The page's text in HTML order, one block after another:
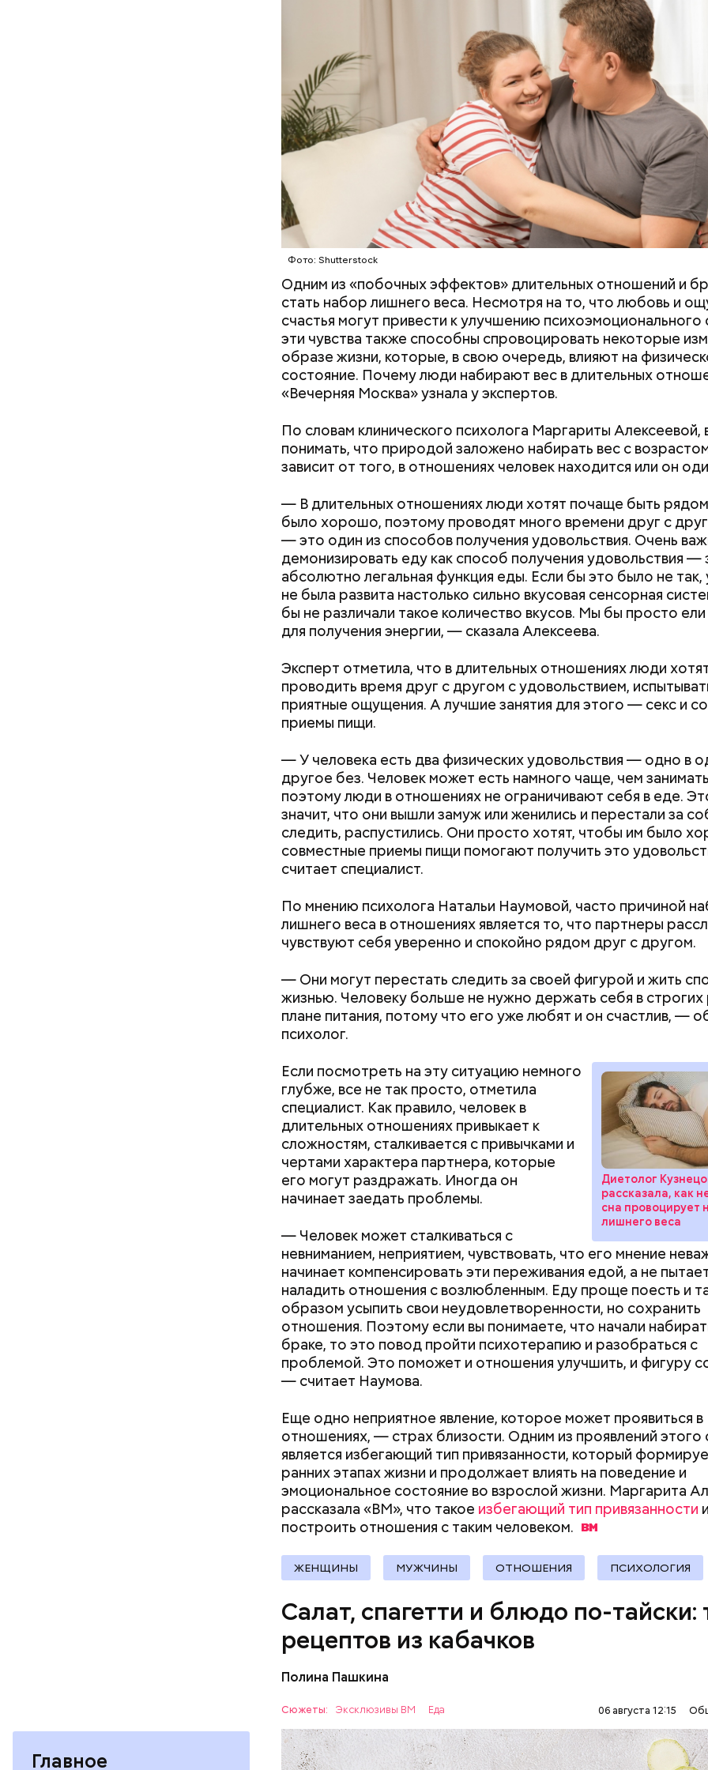
Главное
Фото: Shutterstock
Одним из «побочных эффектов» длительных отношений и
стать набор лишнего веса. Несмотря на то, что любовь и
счастья могут привести к улучшению психоэмоционального
эти чувства также способны спровоцировать некоторые
образе жизни, которые, в свою очередь, влияют на
состояние. Почему люди набирают вес в длительных
«Вечерняя Москва» узнала у экспертов.
По словам клинического психолога Маргариты Алексеевой,
понимать, что природой заложено набирать вес с
зависит от того, в отношениях человек находится или он
— В длительных отношениях люди хотят почаще быть
было хорошо, поэтому проводят много времени друг с
— это один из способов получения удовольствия. Очень
демонизировать еду как способ получения удовольствия —
абсолютно легальная функция еды. Если бы это было не так,
не была развита настолько сильно вкусовая сенсорная
бы не различали такое количество вкусов. Мы бы просто
для получения энергии, — сказала Алексеева.
Эксперт отметила, что в длительных отношениях люди
проводить время друг с другом с удовольствием,
приятные ощущения. А лучшие занятия для этого — секс и
приемы пищи.
— У человека есть два физических удовольствия — одно в
другое без. Человек может есть намного чаще, чем
поэтому люди в отношениях не ограничивают себя в еде.
значит, что они вышли замуж или женились и перестали за
следить, распустились. Они просто хотят, чтобы им было
совместные приемы пищи помогают получить это
считает специалист.
По мнению психолога Натальи Наумовой, часто причиной
лишнего веса в отношениях является то, что партнеры
чувствуют себя уверенно и спокойно рядом друг с другом.
— Они могут перестать следить за своей фигурой и жить
жизнью. Человеку больше не нужно держать себя в строгих
плане питания, потому что его уже любят и он счастлив, —
психолог.
Диетолог
рассказала, как
сна провоцирует
лишнего веса
Если посмотреть на эту ситуацию немного
глубже, все не так просто, отметила
специалист. Как правило, человек в
длительных отношениях привыкает к
сложностям, сталкивается с привычками и
чертами характера партнера, которые
его могут раздражать. Иногда он
начинает заедать проблемы.
— Человек может сталкиваться с
невниманием, неприятием, чувствовать, что его мнение
начинает компенсировать эти переживания едой, а не
наладить отношения с возлюбленным. Еду проще поесть и
образом усыпить свои неудовлетворенности, но сохранить
отношения. Поэтому если вы понимаете, что начали
браке, то это повод пройти психотерапию и разобраться с
проблемой. Это поможет и отношения улучшить, и фигуру
— считает Наумова.
Еще одно неприятное явление, которое может проявиться в
отношениях, — страх близости. Одним из проявлений этого
является избегающий тип привязанности, который
ранних этапах жизни и продолжает влиять на поведение и
эмоциональное состояние во взрослой жизни. Маргарита
рассказала «ВМ», что такое избегающий тип привязанности
построить отношения с таким человеком.
ЖЕНЩИНЫ МУЖЧИНЫ ОТНОШЕНИЯ ПСИХОЛОГИЯ
Салат, спагетти и блюдо по-тайски:
рецептов из кабачков
Полина Пашкина
Сюжеты: Эксклюзивы ВМ Еда 06 августа 12:15
Ингредиенты:
петрушка;
чеснок;
оливковое масло;
соль.
— Кабачки, порезанные кубиками, нужно легко обжарить на
сковороде. К ним добавляются зелень петрушки, чеснок,
оливковое масло. Получается очень вкусно, — поделился
Спагетти из кабачков
ЕДА ОВОЩИ РЕЦЕПТЫ
Вред дыни
Фото: Shutterstock
Однако диетолог предупредила: не для всех дыня может
полезна. В первую очередь ее стоит есть с осторожностью
с сахарным диабетом;
Бесконечное ничто: названа
главная опасность
зеркальной даты 8 августа
2026 года
Хотела спасти
мать и сын
падении из окна
не получить штраф
Как получить
рублей от
трудной
претендовать
документы